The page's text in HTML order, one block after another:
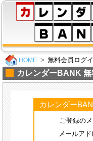
HOME 無料会員ログ
カレンダーBANK
カレンダー
ご登録の
メールアド